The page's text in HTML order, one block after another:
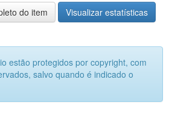
do item Visualizar estatísticas
estão protegidos por copyright, com
salvo quando é indicado o